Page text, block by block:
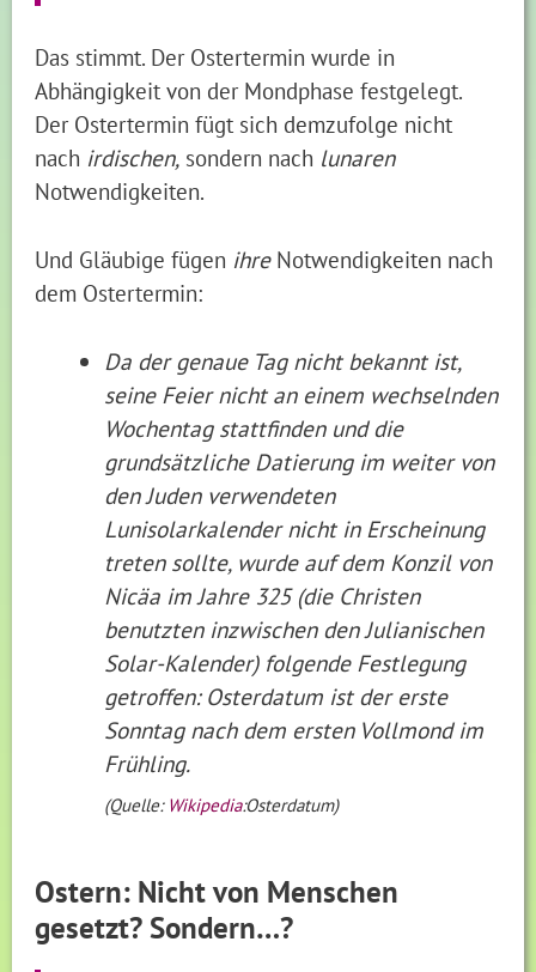
Das stimmt. Der Ostertermin wurde in
Abhängigkeit von der Mondphase festgelegt.
Der Ostertermin fügt sich demzufolge nicht
nach irdischen, sondern nach lunaren
Notwendigkeiten.
Und Gläubige fügen ihreNotwendigkeiten nach
dem Ostertermin:
Da der genaue Tag nicht bekannt ist,
seine Feier nicht an einem wechselnden
Wochentag stattfinden und die
grundsätzliche Datierung im weiter von
den Juden verwendeten
Lunisolarkalender nicht in Erscheinung
treten sollte, wurde auf dem Konzil von
Nicäa im Jahre 325 (die Christen
benutzten inzwischen den Julianischen
Solar-Kalender) folgende Festlegung
getroffen: Osterdatum ist der erste
Sonntag nach dem ersten Vollmond im
Frühling.
(Quelle: Wikipedia:Osterdatum)
Ostern: Nicht von Menschen
gesetzt? Sondern…?